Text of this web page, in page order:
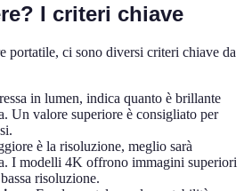
I criteri chiave
portatile, ci sono diversi criteri chiave da
in lumen, indica quanto è brillante
Un valore superiore è consigliato per
è la risoluzione, meglio sarà
I modelli 4K offrono immagini superiori
risoluzione.